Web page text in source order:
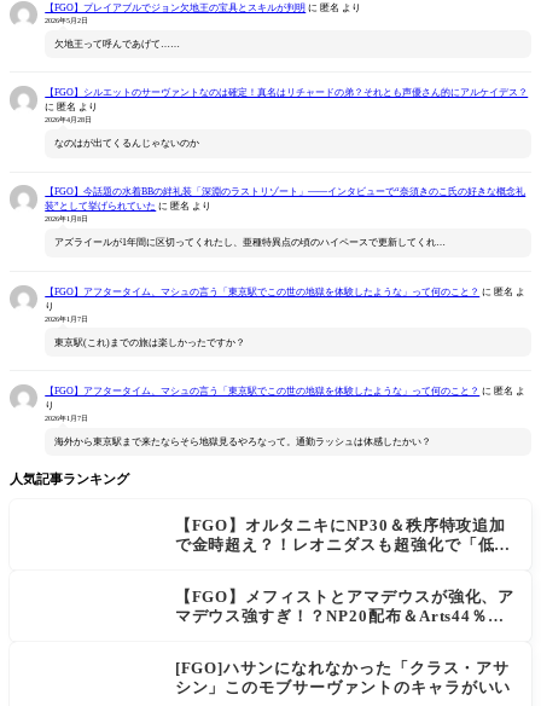
【FGO】プレイアブルでジョン欠地王の宝具とスキルが判明 に 匿名 より
2026年5月2日
欠地王って呼んであげて……
【FGO】シルエットのサーヴァントなのは確定！真名はリチャードの弟？それとも声優さん的にアルケイデス？
に 匿名 より
2026年4月28日
なのはが出てくるんじゃないのか
【FGO】今話題の水着BBの絆礼装「深淵のラストリゾート」――インタビューで“奈須きのこ氏の好きな概念礼
装”として挙げられていた に 匿名 より
2026年1月8日
アズライールが1年間に区切ってくれたし、亜種特異点の頃のハイペースで更新してくれ…
【FGO】アフタータイム、マシュの言う「東京駅でこの世の地獄を体験したような」って何のこと？ に匿名 よ
り
2026年1月7日
東京駅(これ)までの旅は楽しかったですか？
【FGO】アフタータイム、マシュの言う「東京駅でこの世の地獄を体験したような」って何のこと？ に 匿名 よ
り
2026年1月7日
海外から東京駅まで来たならそら地獄見るやろなって。通勤ラッシュは体感したかい？
人気記事ランキング
【FGO】オルタニキにNP30＆秩序特攻追加
で金時超え？！レオニダスも超強化で「低レ
【FGO】メフィストとアマデウスが強化、ア
マデウス強すぎ！？NP20配布＆Arts44％強
[FGO]ハサンになれなかった「クラス・アサ
シン」このモブサーヴァントのキャラがいい